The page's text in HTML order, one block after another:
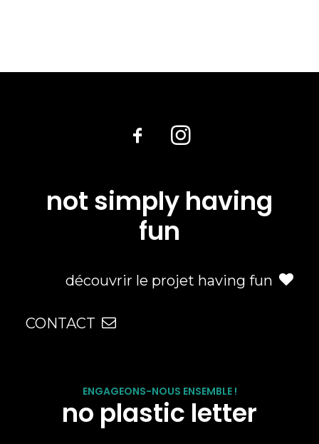
not simply having
fun
découvrir le projet having fun
CONTACT
ENGAGEONS-NOUS ENSEMBLE !
no plastic letter